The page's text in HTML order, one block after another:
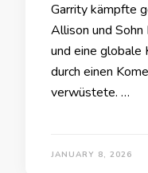
Garrity kämpfte
Allison und Sohn
und eine globale
durch einen
verwüstete. …
JANUARY 8, 2026